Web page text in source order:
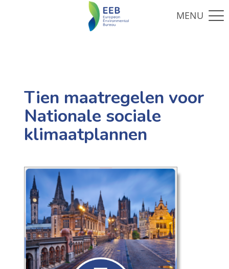
Tien maatregelen voor
Nationale sociale
klimaatplannen